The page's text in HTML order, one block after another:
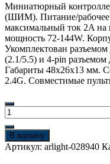
Миниатюрный
(ШИМ). Питание/рабочее
максимальный ток 2A на
мощность 72-144W.
Укомплектован
(2.1/5.5) и 4-pin
Габариты 48х26х13 мм.
2.4G. Совместимые
Количество
товара
Светильник
CLIP-
38-
В корзину
Артикул: arlight-028940